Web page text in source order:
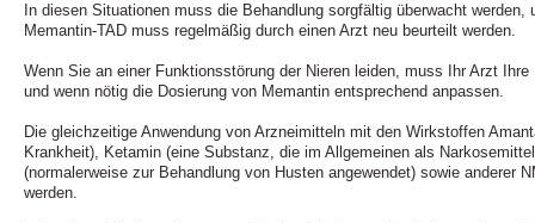
In diesen Situationen muss die Behandlung sorgfältig überwacht
Memantin-TAD muss regelmäßig durch einen Arzt neu beurteilt werden.
Wenn Sie an einer Funktionsstörung der Nieren leiden, muss Ihr Arzt
und wenn nötig die Dosierung von Memantin entsprechend anpassen.
Die gleichzeitige Anwendung von Arzneimitteln mit den Wirkstoffen
Krankheit), Ketamin (eine Substanz, die im Allgemeinen als
(normalerweise zur Behandlung von Husten angewendet) sowie anderer
werden.